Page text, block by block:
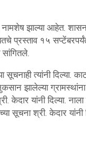
नामशेष झाल्या आहेत.
प्रस्ताव १५
सांगितले.
त्यांनी दिल्या.
झालेल्या
केदार यांनी दिल्या.
सूचना श्री. केदार यांनी